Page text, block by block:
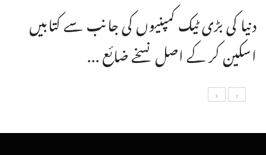
دنیا کی بڑی ٹیک کمپنیوں کی جانب سے کتابیں
اسکین کر کے اصل نسخے ضائع ...